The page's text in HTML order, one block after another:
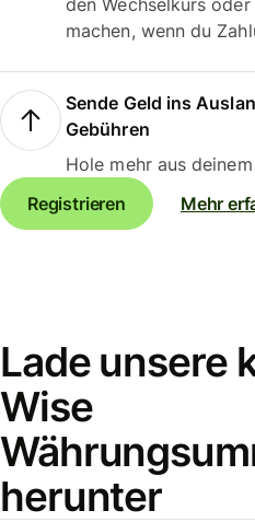
den Wechselkurs
machen, wenn du
Sende Geld ins
Gebühren
Hole mehr aus
Registrieren
Mehr
Lade unsere
Wise
herunter